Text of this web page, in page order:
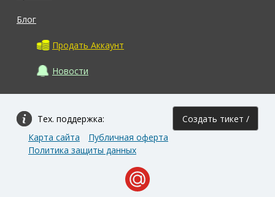
Блог
Продать Аккаунт
Новости
Тех. поддержка: Создать тикет /
Карта сайта
Публичная оферта
Политика защиты данных